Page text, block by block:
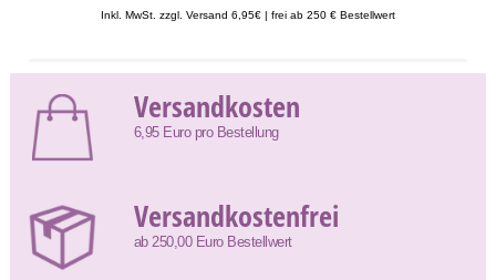
Inkl. MwSt. zzgl. Versand 6,95€ | frei ab 250 € Bestellwert
Versandkosten
6,95 Euro pro Bestellung
Versandkostenfrei
ab 250,00 Euro Bestellwert